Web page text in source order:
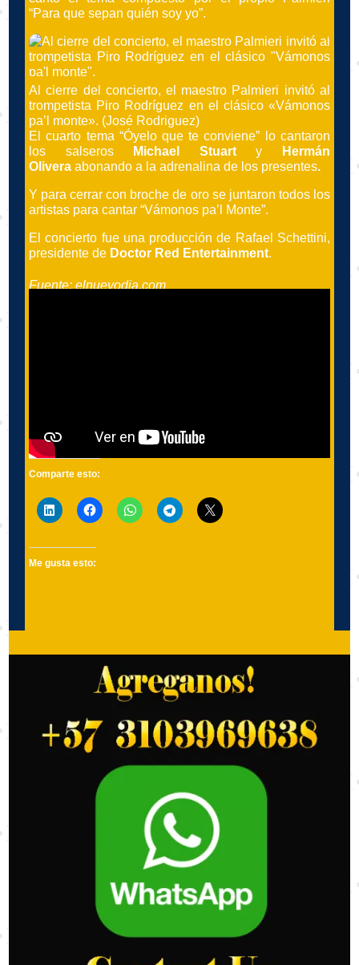
“Para que sepan quién soy yo”.
Al cierre del concierto, el maestro Palmieri invitó al
trompetista Piro Rodríguez en el clásico «Vámonos
pa’l monte». (José Rodriguez)
El cuarto tema “Óyelo que te conviene” lo cantaron
los salseros
Michael Stuarty
Hermán
Oliveraabonando a la adrenalina de los presentes.
Y para cerrar con broche de oro se juntaron todos los
artistas para cantar “Vámonos pa’l Monte”.
El concierto fue una producción de Rafael Schettini,
presidente de Doctor Red Entertainment.
Fuente: elnuevodia.com
Comparte esto:
Me gusta esto: